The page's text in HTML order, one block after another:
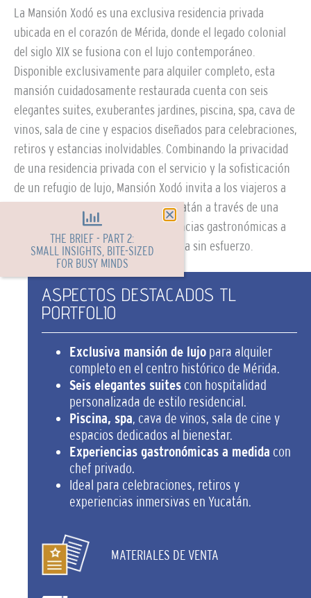
La Mansión Xodó es una exclusiva residencia privada
ubicada en el corazón de Mérida, donde el legado colonial
del siglo XIX se fusiona con el lujo contemporáneo.
Disponible exclusivamente para alquiler completo, esta
mansión cuidadosamente restaurada cuenta con seis
elegantes suites, exuberantes jardines, piscina, spa, cava de
vinos, sala de cine y espacios diseñados para celebraciones,
retiros y estancias inolvidables. Combinando la privacidad
de una residencia privada con el servicio y la sofisticación
de un refugio de lujo, Mansión Xodó invita a los viajeros a
descubrir la riqueza cultural de Yucatán a través de una
hospitalidad personalizada, experiencias gastronómicas a
medida y una atmósfera de elegancia sin esfuerzo.
ASPECTOS DESTACADOS TL
PORTFOLIO
Exclusiva mansión de lujo para alquiler
completo en el centro histórico de Mérida.
Seis elegantes suites con hospitalidad
personalizada de estilo residencial.
Piscina, spa, cava de vinos, sala de cine y
espacios dedicados al bienestar.
Experiencias gastronómicas a medida con
chef privado.
Ideal para celebraciones, retiros y
experiencias inmersivas en Yucatán.
MATERIALES DE VENTA
THE BRIEF - PART 2:
SMALL INSIGHTS, BITE-SIZED
FOR BUSY MINDS